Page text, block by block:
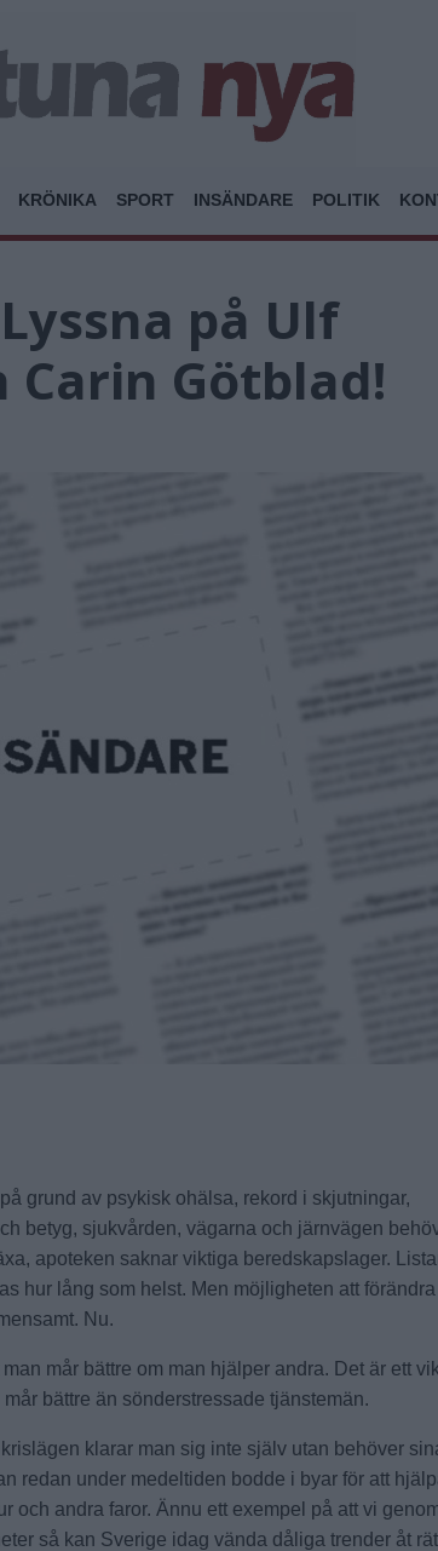
KRÖNIKA SPORT INSÄNDARE POLITIK
på Ulf
Carin Götblad!
grund av psykisk ohälsa, rekord i skjutningar,
betyg, sjukvården, vägarna och järnvägen
apoteken saknar viktiga beredskapslager.
hur lång som helst. Men möjligheten att förändra
Nu.
mår bättre om man hjälper andra. Det är ett
bättre än sönderstressade tjänstemän.
klarar man sig inte själv utan behöver
redan under medeltiden bodde i byar för att
och andra faror. Ännu ett exempel på att vi
så kan Sverige idag vända dåliga trender åt